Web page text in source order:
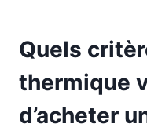
Quels
thermique
d’acheter